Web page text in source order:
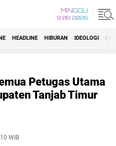
MINGGU
9 08 2026
HEADLINE HIBURAN IDEOLOGI
Petugas Utama
Tanjab Timur
WIB